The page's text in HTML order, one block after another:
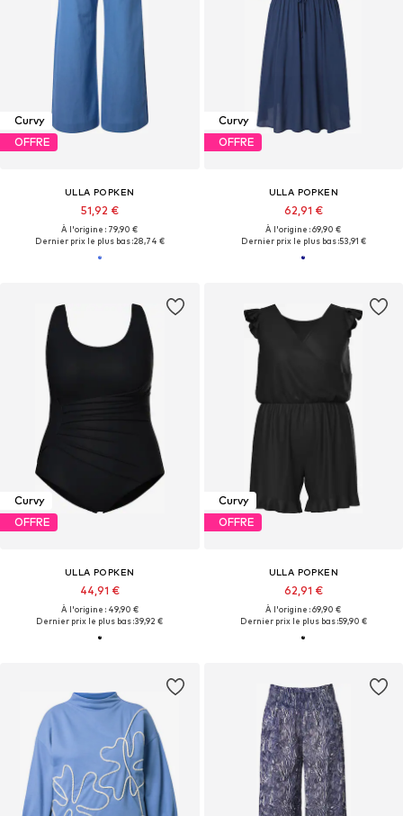
Curvy
OFFRE
ULLA POPKEN
51,92 €
À l'origine : 79,90 €
Dernier prix le plus bas :28,74 €
Curvy
OFFRE
ULLA POPKEN
62,91 €
À l'origine : 69,90 €
Dernier prix le plus bas :53,91 €
Curvy
OFFRE
ULLA POPKEN
44,91 €
À l'origine : 49,90 €
Dernier prix le plus bas :39,92 €
Curvy
OFFRE
ULLA POPKEN
62,91 €
À l'origine : 69,90 €
Dernier prix le plus bas :59,90 €